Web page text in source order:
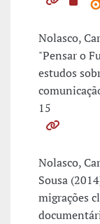
Nolasco,
"Pensar o
estudos
15
Nolasco,
Sousa
migrações